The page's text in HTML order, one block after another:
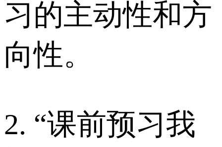
习的主动性和方
向性。
2. “课前预习我